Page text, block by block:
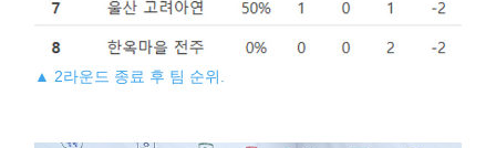
▲ 2라운드 종료 후 팀 순위.